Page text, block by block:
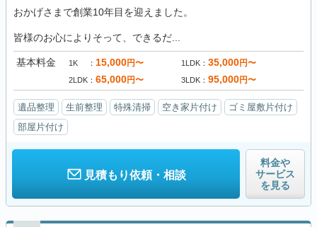
おかげさまで創業10年目を迎えました。
皆様のお心によりそって、できるだ...
基本料金 1K 15,000円〜 1LDK 35,000円〜
2LDK 65,000円〜 3LDK 95,000円〜
遺品整理 生前整理 特殊清掃 空き家片付け
ゴミ屋敷片付け
部屋片付け
見積もり依頼・相談
料金や
サービス
を見る